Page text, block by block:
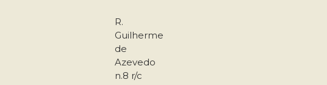
R.
Guilherme
de
Azevedo
n.8 r/c